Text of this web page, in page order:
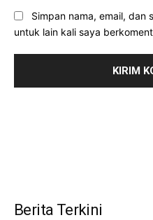
Simpan nama, email, dan
untuk lain kali saya
Berita Terkini